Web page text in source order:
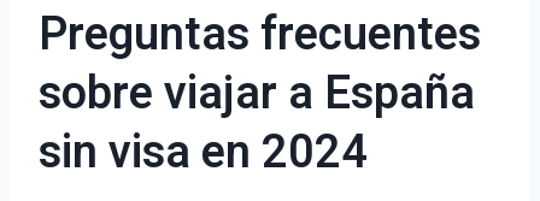
Preguntas frecuentes
sobre viajar a España
sin visa en 2024